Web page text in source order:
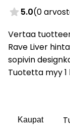
5.0(0
Vertaa
Rave Liver
sopivin
Tuotetta myy 1
Kaupat